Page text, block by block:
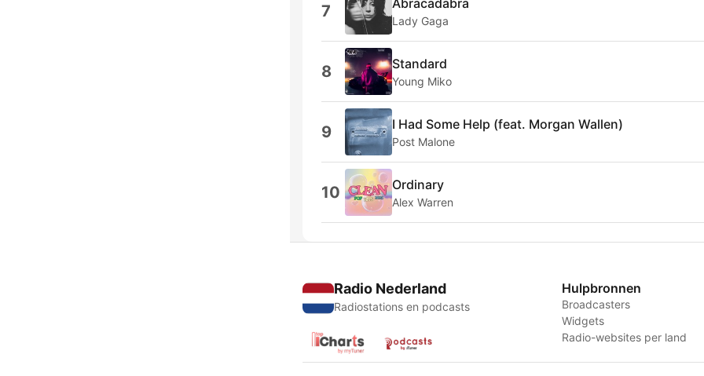
7 Lady Gaga
8 Standard
Young Miko
9 I Had Some Help (feat. Morgan Wallen)
Post Malone
10 Ordinary
Alex Warren
Radio Nederland
Radiostations en podcasts
Hulpbronnen
Broadcasters
Widgets
Radio-websites per land